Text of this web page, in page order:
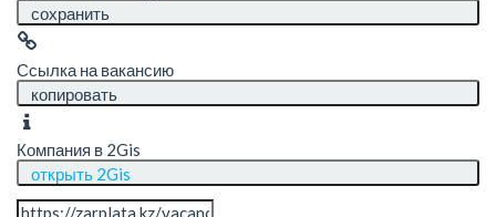
сохранить
Ссылка на вакансию
копировать
Компания в 2Gis
открыть 2Gis